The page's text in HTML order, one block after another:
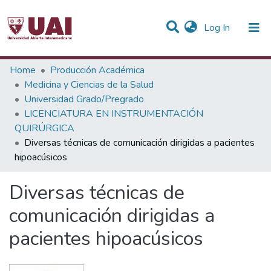
Log In (current)
Statistics
Communities & Collections
All of DSpace
Home
Producción Académica
Medicina y Ciencias de la Salud
Universidad Grado/Pregrado
LICENCIATURA EN INSTRUMENTACIÓN
QUIRÚRGICA
Diversas técnicas de comunicación dirigidas a pacientes
hipoacúsicos
Diversas técnicas de
comunicación dirigidas a
pacientes hipoacúsicos